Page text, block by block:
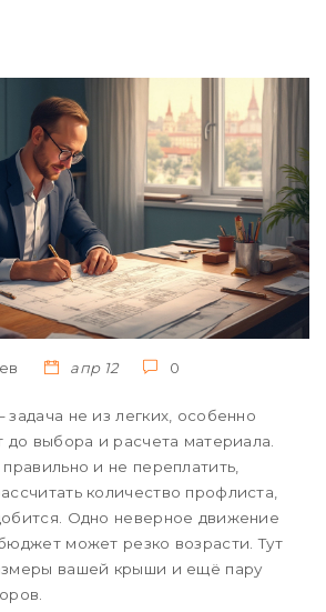
апр 12 0
не из легких, особенно
до выбора и расчета материала.
и не переплатить,
количество профлиста,
Одно неверное движение
может резко возрасти. Тут
вашей крыши и ещё пару